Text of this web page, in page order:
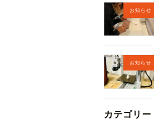
お知らせ
お知らせ
カテゴリー